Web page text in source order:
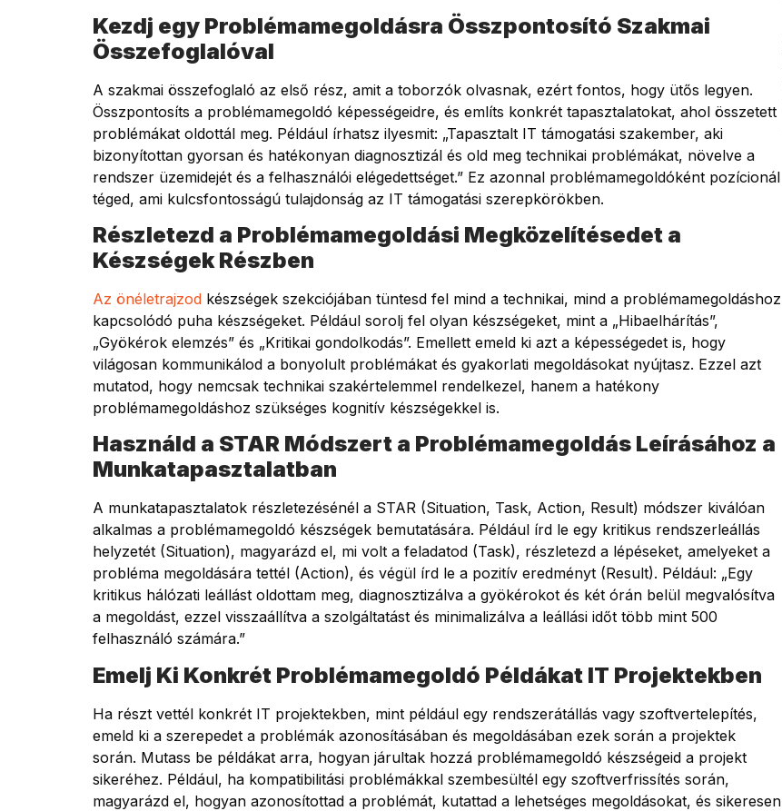
Kezdj egy Problémamegoldásra Összpontosító Szakmai
Összefoglalóval
A szakmai összefoglaló az első rész, amit a toborzók olvasnak, ezért fontos, hogy ütős legyen.
Összpontosíts a problémamegoldó képességeidre, és említs konkrét tapasztalatokat, ahol összetett
problémákat oldottál meg. Például írhatsz ilyesmit: „Tapasztalt IT támogatási szakember, aki
bizonyítottan gyorsan és hatékonyan diagnosztizál és old meg technikai problémákat, növelve a
rendszer üzemidejét és a felhasználói elégedettséget.” Ez azonnal problémamegoldóként pozícionál
téged, ami kulcsfontosságú tulajdonság az IT támogatási szerepkörökben.
Részletezd a Problémamegoldási Megközelítésedet a
Készségek Részben
Az önéletrajzod készségek szekciójában tüntesd fel mind a technikai, mind a problémamegoldáshoz
kapcsolódó puha készségeket. Például sorolj fel olyan készségeket, mint a „Hibaelhárítás”,
„Gyökérok elemzés” és „Kritikai gondolkodás”. Emellett emeld ki azt a képességedet is, hogy
világosan kommunikálod a bonyolult problémákat és gyakorlati megoldásokat nyújtasz. Ezzel azt
mutatod, hogy nemcsak technikai szakértelemmel rendelkezel, hanem a hatékony
problémamegoldáshoz szükséges kognitív készségekkel is.
Használd a STAR Módszert a Problémamegoldás Leírásához a
Munkatapasztalatban
A munkatapasztalatok részletezésénél a STAR (Situation, Task, Action, Result) módszer kiválóan
alkalmas a problémamegoldó készségek bemutatására. Például írd le egy kritikus rendszerleállás
helyzetét (Situation), magyarázd el, mi volt a feladatod (Task), részletezd a lépéseket, amelyeket a
probléma megoldására tettél (Action), és végül írd le a pozitív eredményt (Result). Például: „Egy
kritikus hálózati leállást oldottam meg, diagnosztizálva a gyökérokot és két órán belül megvalósítva
a megoldást, ezzel visszaállítva a szolgáltatást és minimalizálva a leállási időt több mint 500
felhasználó számára.”
Emelj Ki Konkrét Problémamegoldó Példákat IT Projektekben
Ha részt vettél konkrét IT projektekben, mint például egy rendszerátállás vagy szoftvertelepítés,
emeld ki a szerepedet a problémák azonosításában és megoldásában ezek során a projektek
során. Mutass be példákat arra, hogyan járultak hozzá problémamegoldó készségeid a projekt
sikeréhez. Például, ha kompatibilitási problémákkal szembesültél egy szoftverfrissítés során,
magyarázd el, hogyan azonosítottad a problémát, kutattad a lehetséges megoldásokat, és sikeresen